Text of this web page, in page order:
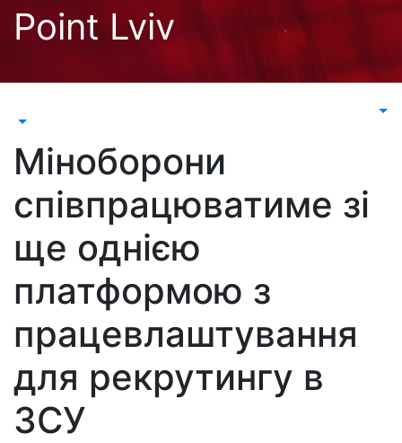
Перейти
Point Lviv
Міноборони
співпрацюватиме зі
ще однією
платформою з
працевлаштування
для рекрутингу в
ЗСУ